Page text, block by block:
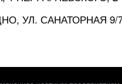
УЛ. САНАТОРНАЯ 9/